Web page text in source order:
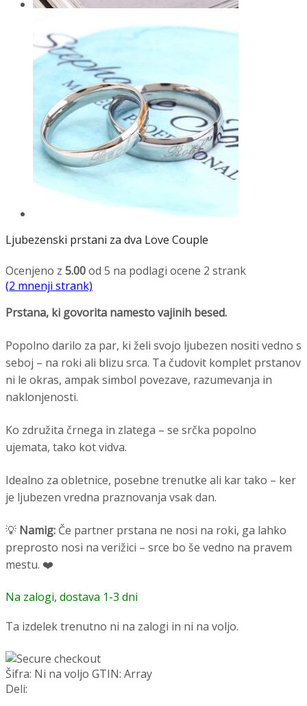
Ljubezenski prstani za dva Love Couple
Ocenjeno z 5.00od 5 na podlagi ocene 2 strank
(2 mnenji strank)
Prstana, ki govorita namesto vajinih besed.
Popolno darilo za par, ki želi svojo ljubezen nositi vedno s
seboj – na roki ali blizu srca. Ta čudovit komplet prstanov
ni le okras, ampak simbol povezave, razumevanja in
naklonjenosti.
Ko združita črnega in zlatega – se srčka popolno
ujemata, tako kot vidva.
Idealno za obletnice, posebne trenutke ali kar tako – ker
je ljubezen vredna praznovanja vsak dan.
💡 Namig: Če partner prstana ne nosi na roki, ga lahko
preprosto nosi na verižici – srce bo še vedno na pravem
mestu. ❤️
Na zalogi, dostava 1-3 dni
Ta izdelek trenutno ni na zalogi in ni na voljo.
Šifra: Ni na voljo GTIN: Array
Deli: